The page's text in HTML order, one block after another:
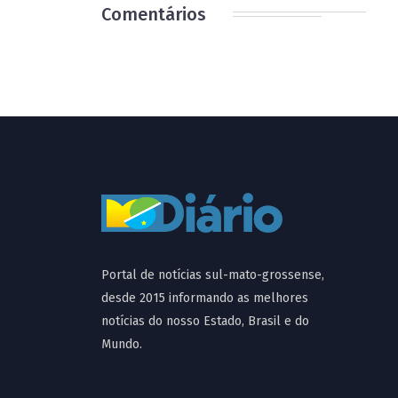
Comentários
Portal de notícias sul-mato-grossense,
desde 2015 informando as melhores
notícias do nosso Estado, Brasil e do
Mundo.